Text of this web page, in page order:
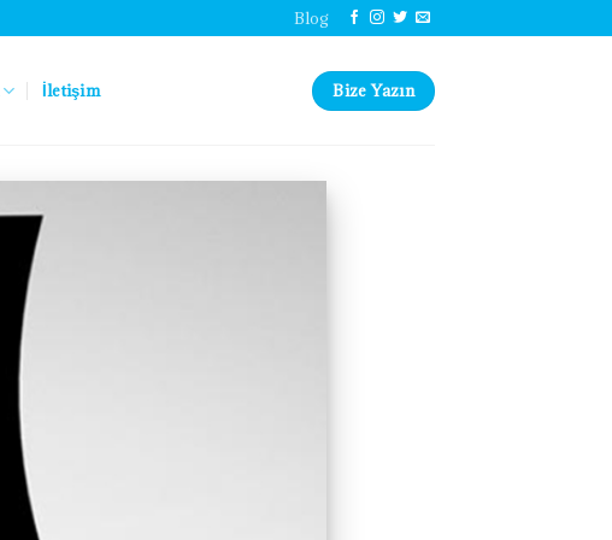
Blog
İletişim Bize Yazın